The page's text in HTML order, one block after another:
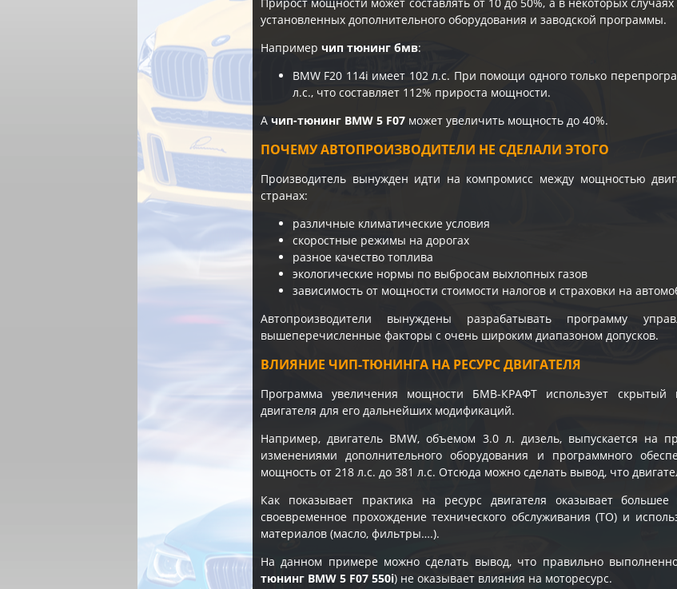
установленных дополнительного оборудования и заводской программы.
Например чип тюнинг бмв:
BMW F20 114i имеет 102 л.с. При помощи одного только
л.с., что составляет 112% прироста мощности.
А чип-тюнинг BMW 5 F07 может увеличить мощность до 40%.
ПОЧЕМУ АВТОПРОИЗВОДИТЕЛИ НЕ СДЕЛАЛИ ЭТОГО
Производитель вынужден идти на компромисс между мощностью
странах:
различные климатические условия
скоростные режимы на дорогах
разное качество топлива
экологические нормы по выбросам выхлопных газов
зависимость от мощности стоимости налогов и страховки на
Автопроизводители вынуждены разрабатывать программу
вышеперечисленные факторы с очень широким диапазоном допусков.
ВЛИЯНИЕ ЧИП-ТЮНИНГА НА РЕСУРС ДВИГАТЕЛЯ
Программа увеличения мощности БМВ-КРАФТ использует скрытый
двигателя для его дальнейших модификаций.
Например, двигатель BMW, объемом 3.0 л. дизель, выпускается на
изменениями дополнительного оборудования и программного
мощность от 218 л.с. до 381 л.с. Отсюда можно сделать вывод, что
Как показывает практика на ресурс двигателя оказывает
своевременное прохождение технического обслуживания (ТО) и
материалов (масло, фильтры….).
На данном примере можно сделать вывод, что правильно
тюнинг BMW 5 F07 550i) не оказывает влияния на моторесурс.